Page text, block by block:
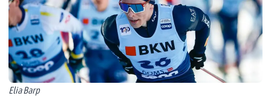
Elia Barp